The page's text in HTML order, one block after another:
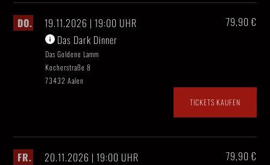
DO.
19.11.2026 | 19:00 UHR
Das Dark Dinner
Das Goldene Lamm
Kocherstraße 8
73432 Aalen
79,90 €
TICKETS KAUFEN
FR.
20.11.2026 | 19:00 UHR
79,90 €